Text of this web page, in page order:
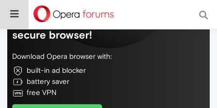
Do more on the web, with a fast and
secure browser!
Download Opera browser with:
built-in ad blocker
battery saver
free VPN